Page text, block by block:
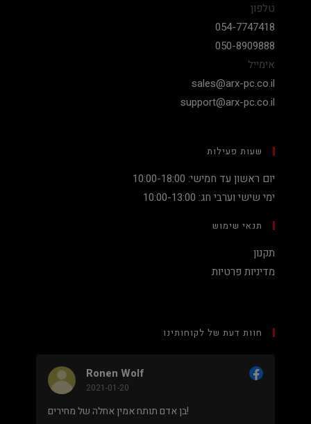
טלפון
054-7747418
050-8909888
אימייל
sales@arx-pc.co.il
support@arx-pc.co.il
שעות פעילות
יום ראשון עד חמישי: 10:00-18:00
ימי שישי וערבי חג: 10:00-13:00
תנאי שימוש
תקנון
מדיניות פרטיות
חוות דעת של לקוחותינו
Ronen Wolf
2021-01-20
בן אדם תותח אמין אחלה של מחירים!